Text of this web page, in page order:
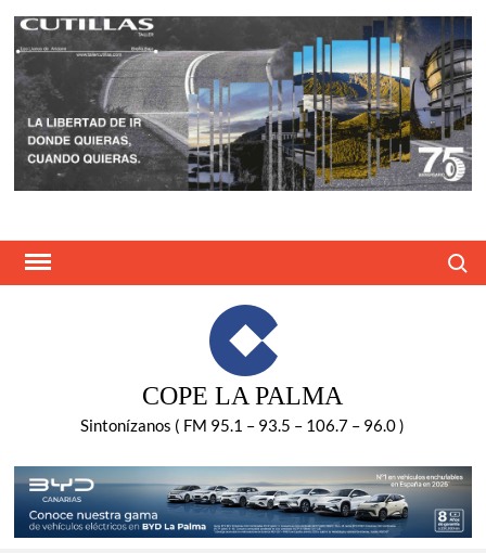
Saltar
contenido
COPE LA PALMA
Sintonízanos ( FM 95.1 – 93.5 – 106.7 – 96.0 )